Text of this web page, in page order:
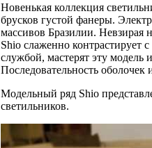
Новенькая коллекция
брусков густой фанеры.
массивов Бразилии. Невзирая
Shio слаженно контрастирует
службой, мастерят эту модель
Последовательность
Модельный ряд Shio
светильников.